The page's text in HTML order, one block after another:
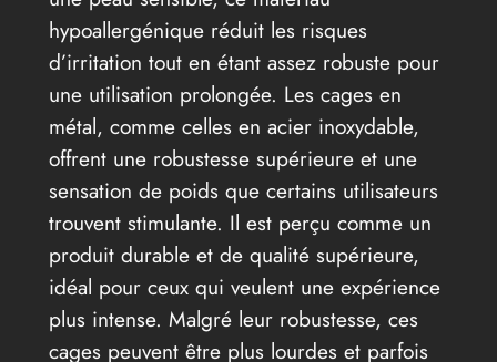
hypoallergénique réduit les risques
d’irritation tout en étant assez robuste pour
une utilisation prolongée. Les cages en
métal, comme celles en acier inoxydable,
offrent une robustesse supérieure et une
sensation de poids que certains utilisateurs
trouvent stimulante. Il est perçu comme un
produit durable et de qualité supérieure,
idéal pour ceux qui veulent une expérience
plus intense. Malgré leur robustesse, ces
cages peuvent être plus lourdes et parfois